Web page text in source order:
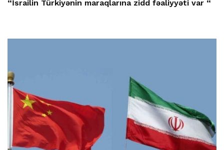
“İsrailin Türkiyənin maraqlarına zidd fəaliyyəti var “